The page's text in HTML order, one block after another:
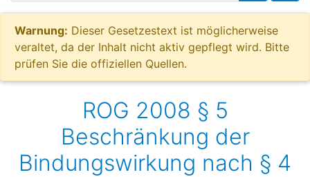
Warnung: Dieser Gesetzestext ist möglicherweise
veraltet, da der Inhalt nicht aktiv gepflegt wird. Bitte
prüfen Sie die offiziellen Quellen.
ROG 2008 § 5
Beschränkung der
Bindungswirkung nach § 4